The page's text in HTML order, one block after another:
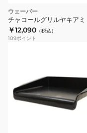
ウェーバー
チャコールグリルヤキアミ
￥12,090 （税込）
109ポイント